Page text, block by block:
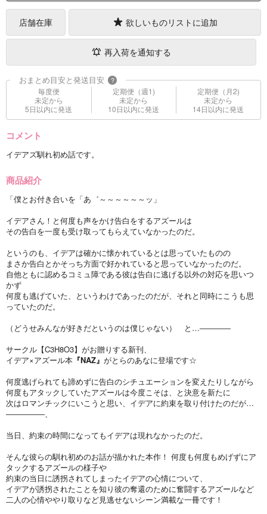
店舗在庫 欲しいものリストに追加
再入荷を通知する
おまとめ目安と発送目安 ?
毎度便
未定から
5日以内に発送
定期便（週1)
未定から
10日以内に発送
定期便（月2)
未定から
14日以内に発送
コメント
イデアズ馴れ初め話です。
商品紹介
「僕とお付き合いを「あ゛～～～～～～ッ」
イデアさん！と何度も声をかけ告白をするアズールは
その告白を一度も受け取ってもらえていなかったのだ。
というのも、イデアは確かに懐かれているとは思っていたものの
まさか告白とかそっち方面で好かれていると思っていなかったのだ。
自他ともに認めるコミュ障である彼は告白に逃げる以外の対応を思いつ
かず
何度も逃げていた、というわけであったのだが、それと同時にこうも思
っていたのだ。
（どうせみんなが好きだというのは僕じゃない） と…――――
サークル【C3H8O3】がお贈りする新刊、
イデア×アズール本 『NAZ』 がとらのあなに登場です☆
何度逃げられても諦めずに告白のシチュエーションを変えたりしながら
何度もアタックしていたアズールは今度こそは、と決意を新たに
次はロマンチックにいこうと思い、イデアに約束を取り付けたのだが…
―――――、
当日、約束の時間になってもイデアは現れなかったのだ。
そんな彼らの馴れ初めのお話が描かれた本作！ 何度も何度もめげずにア
タックするアズールの様子や
約束の当日に誘拐されてしまったイデアの心情について、
イデアが誘拐されたことを知り彼の奪還のために奮闘するアズールなど
二人の心情ややり取りなど見逃せないシーン満載な一冊です！